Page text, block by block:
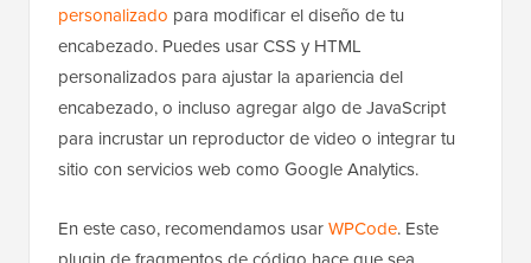
personalizado para modificar el diseño de tu
encabezado. Puedes usar CSS y HTML
personalizados para ajustar la apariencia del
encabezado, o incluso agregar algo de JavaScript
para incrustar un reproductor de video o integrar tu
sitio con servicios web como Google Analytics.
En este caso, recomendamos usarWPCode. Este